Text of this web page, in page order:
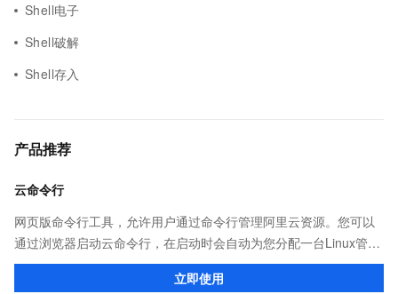
Shell电子
Shell破解
Shell存入
产品推荐
云命令行
网页版命令行工具，允许用户通过命令行管理阿里云资源。您可以
通过浏览器启动云命令行，在启动时会自动为您分配一台Linux管理
机，并预装CLI、Terraform等多种云管理工具和ssh、vim、jq等系
立即使用